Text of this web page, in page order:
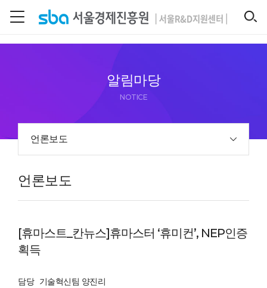
알림마당
NOTICE
언론보도
언론보도
[휴마스트_칸뉴스]휴마스터 ‘휴미컨’, NEP인증
획득
담당 기술혁신팀 양진리